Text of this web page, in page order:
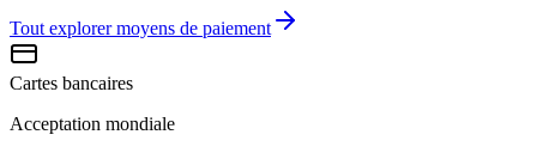
Tout explorer moyens de paiement
Cartes bancaires
Acceptation mondiale